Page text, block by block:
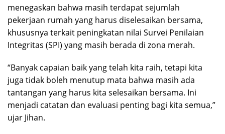
menegaskan bahwa masih terdapat sejumlah
pekerjaan rumah yang harus diselesaikan bersama,
khususnya terkait peningkatan nilai Survei Penilaian
Integritas (SPI) yang masih berada di zona merah.
“Banyak capaian baik yang telah kita raih, tetapi kita
juga tidak boleh menutup mata bahwa masih ada
tantangan yang harus kita selesaikan bersama. Ini
menjadi catatan dan evaluasi penting bagi kita semua,”
ujar Jihan.